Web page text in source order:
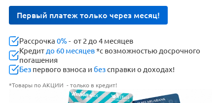
Первый платеж только через месяц!
Рассрочка0% - от 2 до 4 месяцев
Кредит до 60 месяцев*с возможностью досрочного
погашения
Без первого взноса и безсправки о доходах!
*Товары по АКЦИИ - только в кредит!